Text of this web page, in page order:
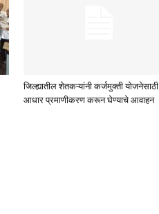
जिल्ह्यातील शेतकऱ्यांनी कर्जमुक्ती योजनेसाठी
आधार प्रमाणीकरण करून घेण्याचे आवाहन